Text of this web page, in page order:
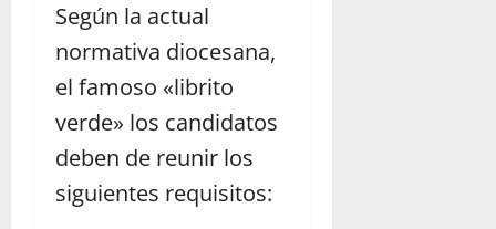
Según la actual
normativa diocesana,
el famoso «librito
verde» los candidatos
deben de reunir los
siguientes requisitos: